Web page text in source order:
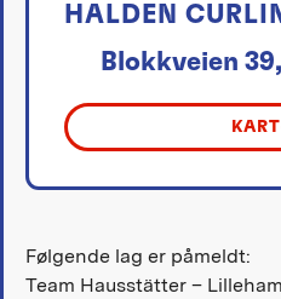
HALDEN
Blokkveien
KART
Følgende lag er påmeldt:
Team Hausstätter –